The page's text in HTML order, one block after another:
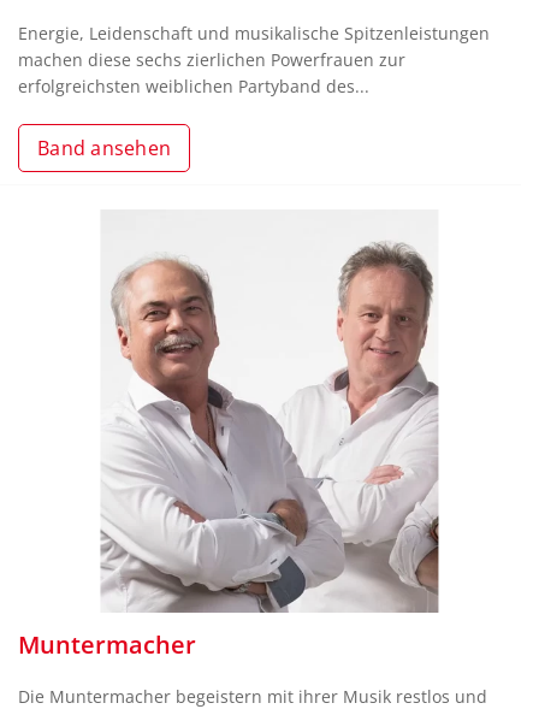
Energie, Leidenschaft und musikalische Spitzenleistungen
machen diese sechs zierlichen Powerfrauen zur
erfolgreichsten weiblichen Partyband des...
Band ansehen
Muntermacher
Die Muntermacher begeistern mit ihrer Musik restlos und